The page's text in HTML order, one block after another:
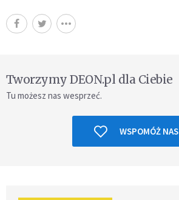
Tworzymy DEON.pl dla Ciebie
Tu możesz nas wesprzeć.
WSPOMÓŻ NAS